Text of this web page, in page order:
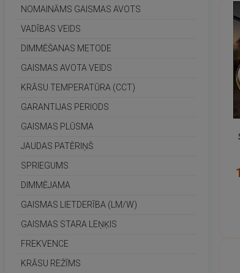
NOMAINĀMS GAISMAS AVOTS
VADĪBAS VEIDS
DIMMĒŠANAS METODE
GAISMAS AVOTA VEIDS
KRĀSU TEMPERATŪRA (CCT)
GARANTIJAS PERIODS
GAISMAS PLŪSMA
JAUDAS PATĒRIŅŠ
SPRIEGUMS
DIMMĒJAMA
GAISMAS LIETDERĪBA (LM/W)
GAISMAS STARA LEŅĶIS
FREKVENCE
KRĀSU REŽĪMS